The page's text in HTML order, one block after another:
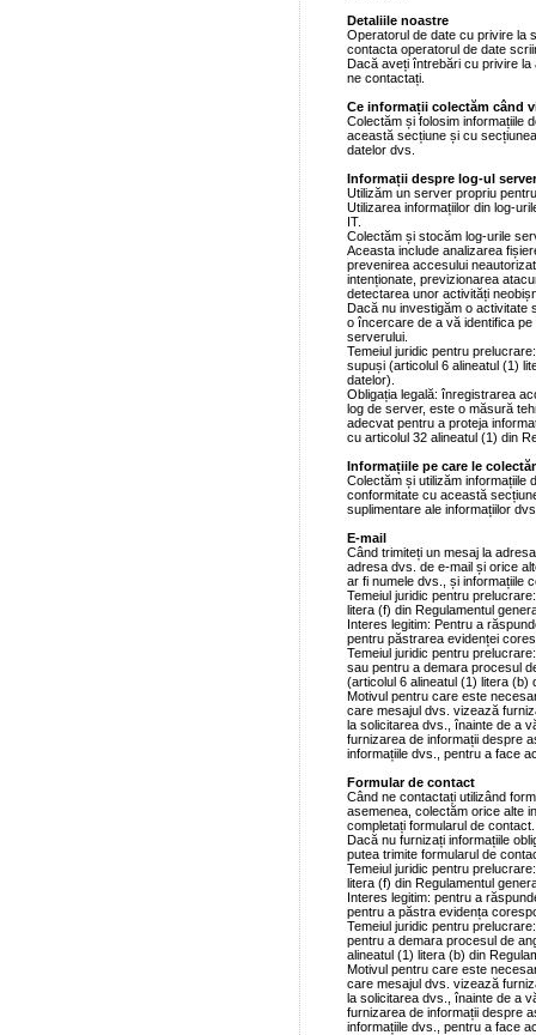
Detaliile noastre
Operatorul de date cu privire la
contacta operatorul de date
Dacă aveți întrebări cu privire la
ne contactați.
Ce informații colectăm când
Colectăm și folosim informațiile
această secțiune și cu
datelor dvs.
Informații despre log-ul
Utilizăm un server propriu
Utilizarea informațiilor din log-
IT.
Colectăm și stocăm log-urile
Aceasta include analizarea
prevenirea accesului
intenționate, previzionarea
detectarea unor activități
Dacă nu investigăm o activitate
o încercare de a vă identifica
serverului.
Temeiul juridic pentru
supuși (articolul 6 alineatul (1)
datelor).
Obligația legală: înregistrarea
log de server, este o măsură
adecvat pentru a proteja
cu articolul 32 alineatul (1) din
Informațiile pe care le
Colectăm și utilizăm informațiile
conformitate cu această
suplimentare ale informațiilor
E-mail
Când trimiteți un mesaj la
adresa dvs. de e-mail și orice
ar fi numele dvs., și informațiile
Temeiul juridic pentru
litera (f) din Regulamentul
Interes legitim: Pentru a
pentru păstrarea evidenței
Temeiul juridic pentru
sau pentru a demara procesul
(articolul 6 alineatul (1) litera (b)
Motivul pentru care este
care mesajul dvs. vizează
la solicitarea dvs., înainte de a
furnizarea de informații despre
informațiile dvs., pentru a face
Formular de contact
Când ne contactați utilizând
asemenea, colectăm orice alte
completați formularul de contact.
Dacă nu furnizați informațiile
putea trimite formularul de
Temeiul juridic pentru
litera (f) din Regulamentul
Interes legitim: pentru a
pentru a păstra evidența
Temeiul juridic pentru
pentru a demara procesul de
alineatul (1) litera (b) din
Motivul pentru care este
care mesajul dvs. vizează
la solicitarea dvs., înainte de a
furnizarea de informații despre
informațiile dvs., pentru a face